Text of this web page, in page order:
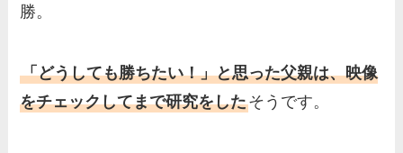
勝。
「どうしても勝ちたい！」と思った父親は、映像
をチェックしてまで研究をしたそうです。